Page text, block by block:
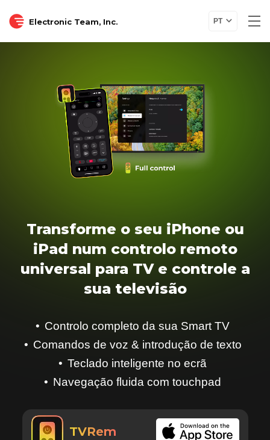
Electronic Team, Inc. PT
Transforme o seu iPhone ou
iPad num controlo remoto
universal para TV e controle a
sua televisão
Controlo completo da sua Smart TV
Comandos de voz & introdução de texto
Teclado inteligente no ecrã
Navegação fluida com touchpad
TVRem